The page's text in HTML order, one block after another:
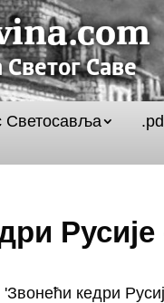
Светосавља
кедри